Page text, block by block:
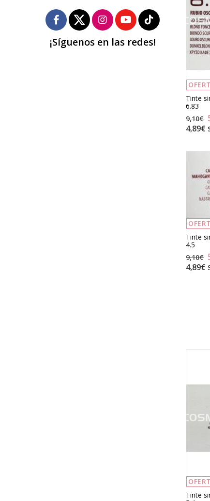
Tinte
6.83
9,10€
4,89€
Tinte
4.5
9,10€
4,89€
Tinte
¡Síguenos en las redes!